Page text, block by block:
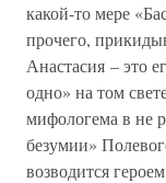
какой-то мере
прочего,
Анастасия – это
одно» на том
мифологема в не
безумии»
возводится